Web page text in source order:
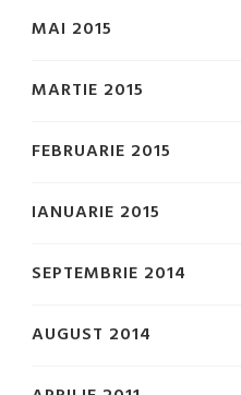
MAI 2015
MARTIE 2015
FEBRUARIE 2015
IANUARIE 2015
SEPTEMBRIE 2014
AUGUST 2014